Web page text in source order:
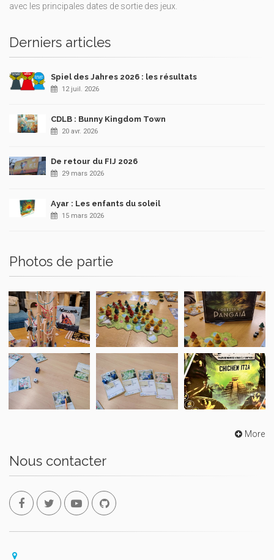
avec les principales dates de sortie des jeux.
Derniers articles
Spiel des Jahres 2026 : les résultats
12 juil. 2026
CDLB : Bunny Kingdom Town
20 avr. 2026
De retour du FIJ 2026
29 mars 2026
Ayar : Les enfants du soleil
15 mars 2026
Photos de partie
More
Nous contacter